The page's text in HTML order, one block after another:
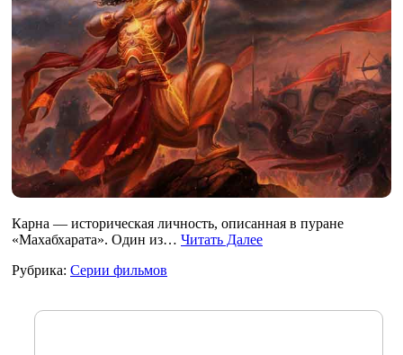
Карна — историческая личность, описанная в пуране
«Махабхарата». Один из… Читать Далее
Рубрика: Серии фильмов